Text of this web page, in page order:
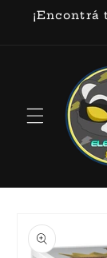
información